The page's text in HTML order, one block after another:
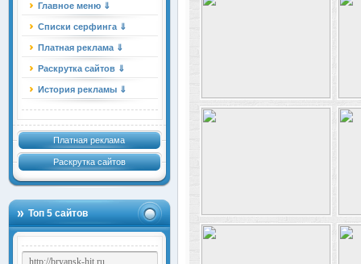
Главное меню ⇓
Списки серфинга ⇓
Платная реклама ⇓
Раскрутка сайтов ⇓
История рекламы ⇓
Платная реклама
Раскрутка сайтов
Топ 5 сайтов